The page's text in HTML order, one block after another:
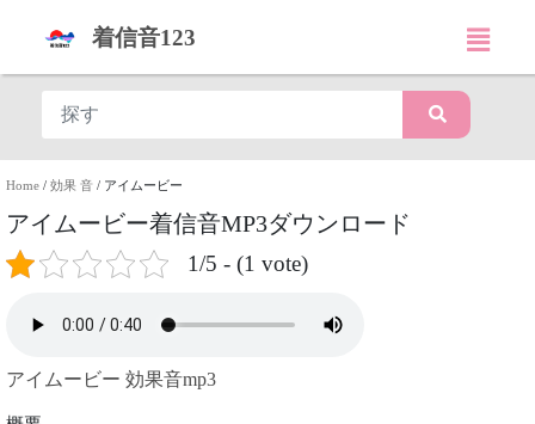
着信音123
Home / 効果 音 / アイムービー
アイムービー着信音MP3ダウンロード
1/5 - (1 vote)
アイムービー 効果音mp3